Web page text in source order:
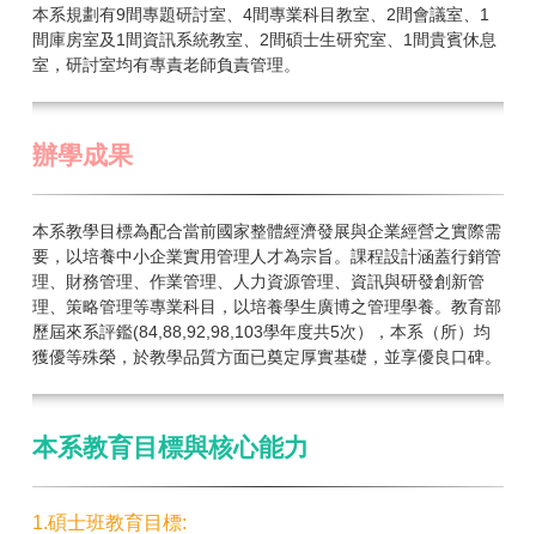
本系規劃有9間專題研討室、4間專業科目教室、2間會議室、1
間庫房室及1間資訊系統教室、2間碩士生研究室、1間貴賓休息
室，研討室均有專責老師負責管理。
辦學成果
本系教學目標為配合當前國家整體經濟發展與企業經營之實際需
要，以培養中小企業實用管理人才為宗旨。課程設計涵蓋行銷管
理、財務管理、作業管理、人力資源管理、資訊與研發創新管
理、策略管理等專業科目，以培養學生廣博之管理學養。教育部
歷屆來系評鑑(84,88,92,98,103學年度共5次），本系（所）均
獲優等殊榮，於教學品質方面已奠定厚實基礎，並享優良口碑。
本系教育目標與核心能力
1.碩士班教育目標: